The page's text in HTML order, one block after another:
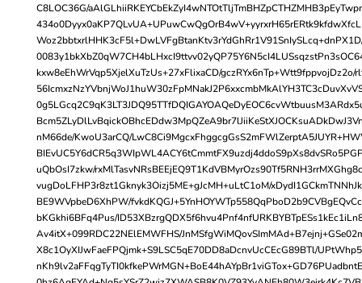
C8LOC36G/
kxw8eEhWrVqp5XjelXuTzUs+27xFlixaCD/gczRYx6nTp+Wtt9fppvojDz2o/
nM66de/KwoU3arCQ/
uQbOsI7zkw/
vugDoLFHP3r8zt1Gknyk3Oizj5ME+gJcMH+uLtC1oM/
BE9WVpbeD6XhPW/
bKGkhi6BFq4Pus/
Av4itX+099RDC22NElEMWFHS/
X8c1OyXIJwFaeFPQjmk+S9LSC5qE70DD8aDcnvUcCEcG89BTl/